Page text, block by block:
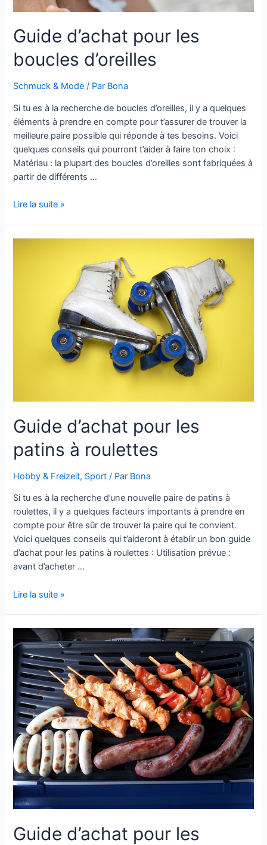
Guide d’achat pour les
boucles d’oreilles
Schmuck & Mode / Par Bona
Si tu es à la recherche de boucles d’oreilles, il y a quelques
éléments à prendre en compte pour t’assurer de trouver la
meilleure paire possible qui réponde à tes besoins. Voici
quelques conseils qui pourront t’aider à faire ton choix :
Matériau : la plupart des boucles d’oreilles sont fabriquées à
partir de différents …
Guide
Lire la suite »
Guide d’achat pour les
patins à roulettes
Hobby & Freizeit, Sport / Par Bona
Si tu es à la recherche d’une nouvelle paire de patins à
roulettes, il y a quelques facteurs importants à prendre en
compte pour être sûr de trouver la paire qui te convient.
Voici quelques conseils qui t’aideront à établir un bon guide
d’achat pour les patins à roulettes : Utilisation prévue :
avant d’acheter …
Guide
patins
roulettes
Lire la suite »
Guide d’achat pour les